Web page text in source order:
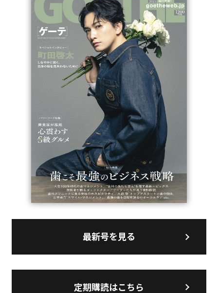
最新号を見る
定期購読はこちら